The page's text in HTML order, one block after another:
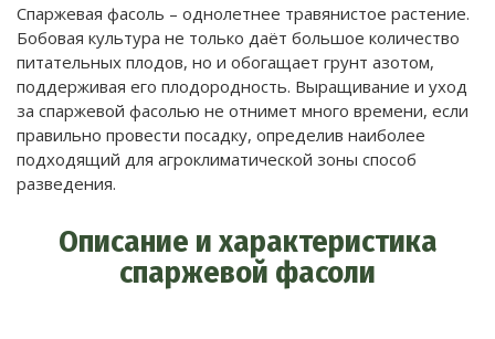
Спаржевая фасоль – однолетнее травянистое растение.
Бобовая культура не только даёт большое количество
питательных плодов, но и обогащает грунт азотом,
поддерживая его плодородность. Выращивание и уход
за спаржевой фасолью не отнимет много времени, если
правильно провести посадку, определив наиболее
подходящий для агроклиматической зоны способ
разведения.
Описание и характеристика
спаржевой фасоли